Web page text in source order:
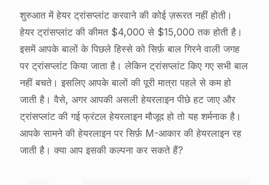
शुरुआत में हेयर ट्रांसप्लांट करवाने की कोई ज़रूरत नहीं होती।
हेयर ट्रांसप्लांट की कीमत $4,000 से $15,000 तक होती है।
इसमें आपके बालों के पिछले हिस्से को सिर्फ़ बाल गिरने वाली जगह
पर ट्रांसप्लांट किया जाता है। लेकिन ट्रांसप्लांट किए गए सभी बाल
नहीं बचते। इसलिए आपके बालों की पूरी मात्रा पहले से कम हो
जाती है। वैसे, अगर आपकी असली हेयरलाइन पीछे हट जाए और
ट्रांसप्लांट की गई फ्रंटल हेयरलाइन मौजूद हो तो यह शर्मनाक है।
आपके सामने की हेयरलाइन पर सिर्फ़ M-आकार की हेयरलाइन रह
जाती है। क्या आप इसकी कल्पना कर सकते हैं?